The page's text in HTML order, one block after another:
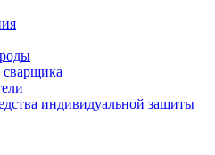
индивидуальной защиты